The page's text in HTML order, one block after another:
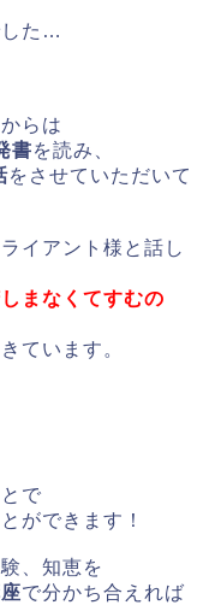
した…
らは
書を読み、
をさせていただいて
イアント様と話し
まなくてすむの
ています。
で
ができます！
、知恵を
で分かち合えれば